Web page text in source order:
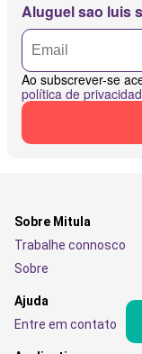
Aluguel sao luis
Ao subscrever-se
política de
Sobre Mitula
Trabalhe connosco
Sobre
Ajuda
Entre em contato